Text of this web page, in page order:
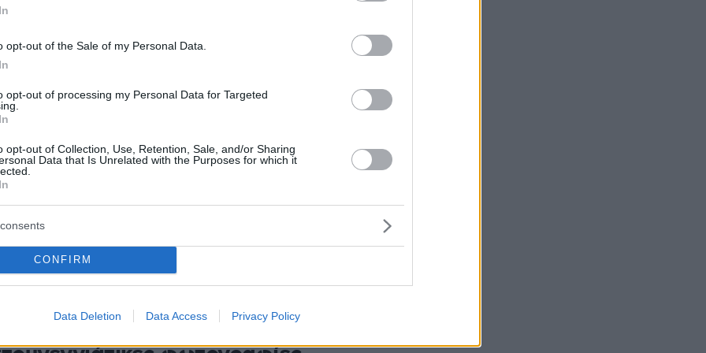
opt-out of the Sale of my Personal Data.
opt-out of processing my Personal Data for Targeted
opt-out of Collection, Use, Retention, Sale, and/or Sharing
Data that Is Unrelated with the Purposes for which it
CONFIRM
Data Deletion Data Access Privacy Policy
φούλ μπακ, σε συνέντευξη που παραχώρησε
αγάπη του για την κλασική ταινία της Disney, "Ο
Η συγκλονιστική
του για τον αυτιστικό γιο
βλέπεις καλά το παιδί σου
ξέρεις πώς να το βοηθήσεις»
μίλησε δημόσια για τις δύσκολες
αντιμετωπίζει η οικογένεια του